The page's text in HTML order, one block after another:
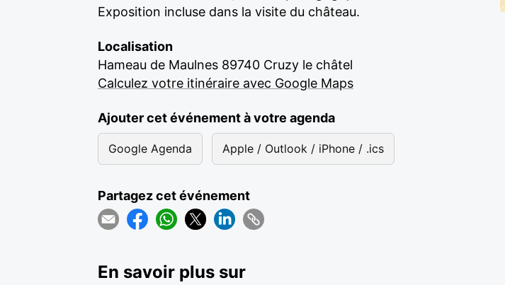
Exposition incluse dans la visite du château.
Localisation
Hameau de Maulnes 89740 Cruzy le châtel
Calculez votre itinéraire avec Google Maps
Ajouter cet événement à votre agenda
Google Agenda Apple / Outlook / iPhone / .ics
Partagez cet événement
En savoir plus sur